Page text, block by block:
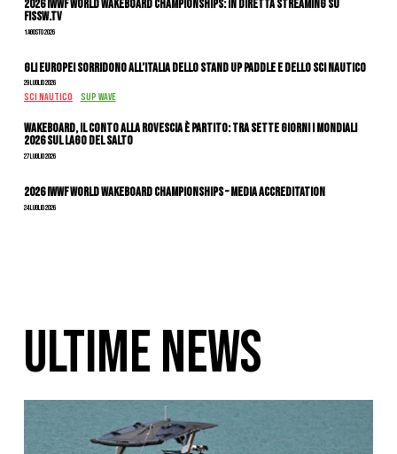
2026 IWWF WORLD WAKEBOARD CHAMPIONSHIPS: IN DIRETTA STREAMING SU
FISSW.TV
1 Agosto 2026
Gli Europei sorridono all’Italia dello stand up paddle e dello sci nautico
29 Luglio 2026
SCI NAUTICO SUP WAVE
Wakeboard, il conto alla rovescia è partito: tra sette giorni i Mondiali
2026 sul Lago del Salto
27 Luglio 2026
2026 IWWF WORLD WAKEBOARD CHAMPIONSHIPS – MEDIA ACCREDITATION
24 Luglio 2026
ULTIME NEWS